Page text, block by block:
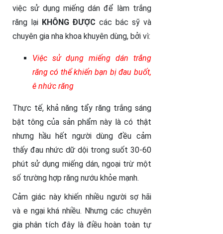
việc sử dụng miếng dán để làm trắng
răng lại KHÔNG ĐƯỢC các bác sỹ và
chuyên gia nha khoa khuyên dùng, bởi vì:
Việc sử dụng miếng dán trắng
răng có thể khiến bạn bị đau buốt,
ê nhức răng
Thực tế, khả năng tẩy răng trắng sáng
bật tông của sản phẩm này là có thật
nhưng hầu hết người dùng đều cảm
thấy đau nhức dữ dội trong suốt 30-60
phút sử dụng miếng dán, ngoại trừ một
số trường hợp răng nướu khỏe mạnh.
Cảm giác này khiến nhiều người sợ hãi
và e ngại khá nhiều. Nhưng các chuyên
gia phân tích đây là điều hoàn toàn tự